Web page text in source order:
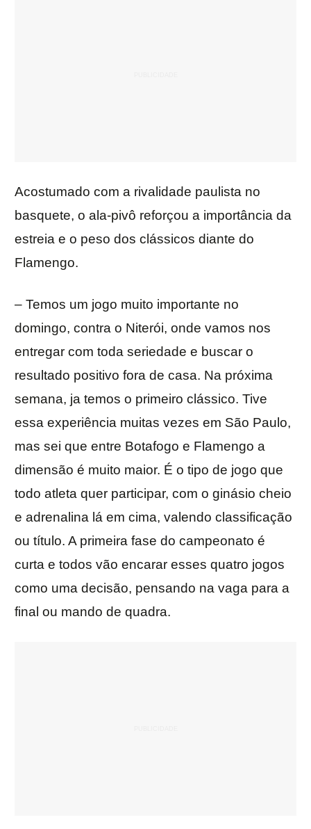
Acostumado com a rivalidade paulista no
basquete, o ala-pivô reforçou a importância da
estreia e o peso dos clássicos diante do
Flamengo.
– Temos um jogo muito importante no
domingo, contra o Niterói, onde vamos nos
entregar com toda seriedade e buscar o
resultado positivo fora de casa. Na próxima
semana, ja temos o primeiro clássico. Tive
essa experiência muitas vezes em São Paulo,
mas sei que entre Botafogo e Flamengo a
dimensão é muito maior. É o tipo de jogo que
todo atleta quer participar, com o ginásio cheio
e adrenalina lá em cima, valendo classificação
ou título. A primeira fase do campeonato é
curta e todos vão encarar esses quatro jogos
como uma decisão, pensando na vaga para a
final ou mando de quadra.